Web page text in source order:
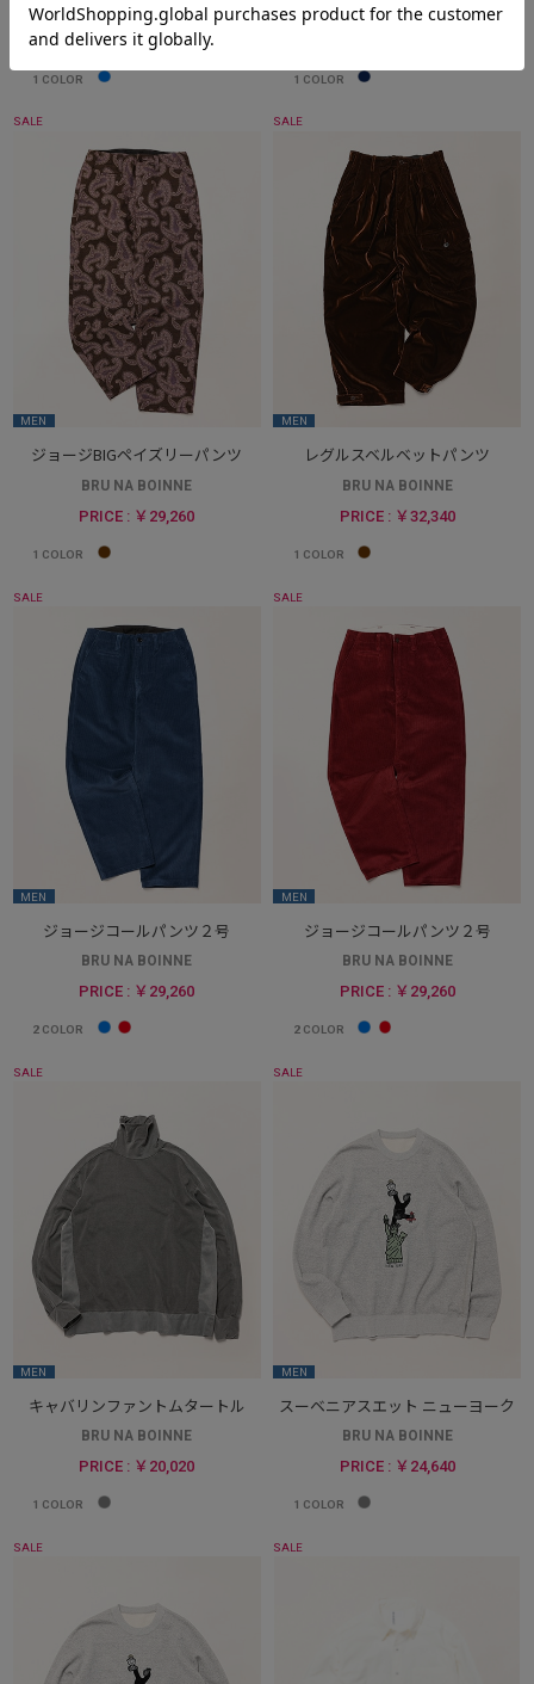
BRU NA BOINNE
PRICE : ￥57,200
1 COLOR
BRU NA BOINNE
1 COLOR
SALE
MEN
ジョージBIGペイズリーパンツ
BRU NA BOINNE
PRICE : ￥29,260
1 COLOR
SALE
MEN
レグルスベルベットパンツ
BRU NA BOINNE
PRICE : ￥32,340
1 COLOR
SALE
MEN
ジョージコールパンツ２号
BRU NA BOINNE
PRICE : ￥29,260
2 COLOR
SALE
MEN
ジョージコールパンツ２号
BRU NA BOINNE
PRICE : ￥29,260
2COLOR
SALE
MEN
キャバリンファントムタートル
BRU NA BOINNE
PRICE : ￥20,020
1 COLOR
SALE
MEN
スーベニアスエット ニューヨーク
BRU NA BOINNE
PRICE : ￥24,640
1 COLOR
SALE SALE